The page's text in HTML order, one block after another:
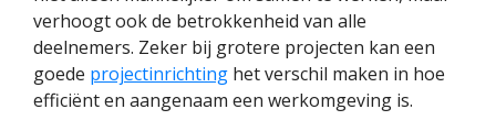
verhoogt ook de betrokkenheid van alle
deelnemers. Zeker bij grotere projecten kan een
goede projectinrichting het verschil maken in hoe
efficiënt en aangenaam een werkomgeving is.